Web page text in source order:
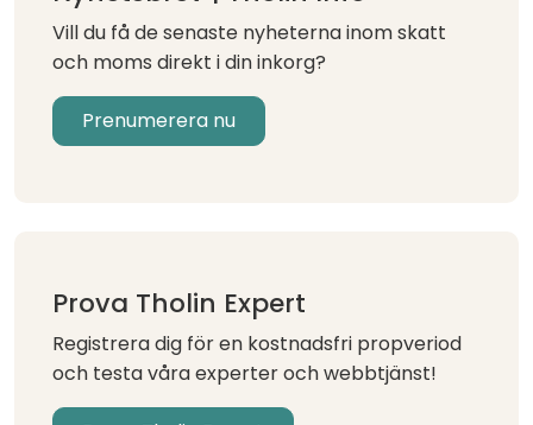
Vill du få de senaste nyheterna inom skatt
och moms direkt i din inkorg?
Prenumerera nu
Prova Tholin Expert
Registrera dig för en kostnadsfri propveriod
och testa våra experter och webbtjänst!